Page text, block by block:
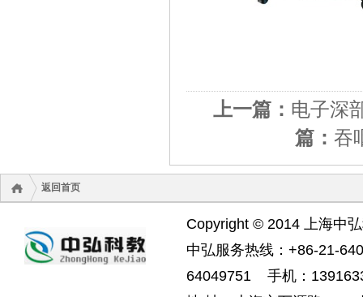
上一篇： 电子深
篇： 吞
返回首页
Copyright © 2014 上海中
中弘服务热线：+86-21-
64049751 手机：